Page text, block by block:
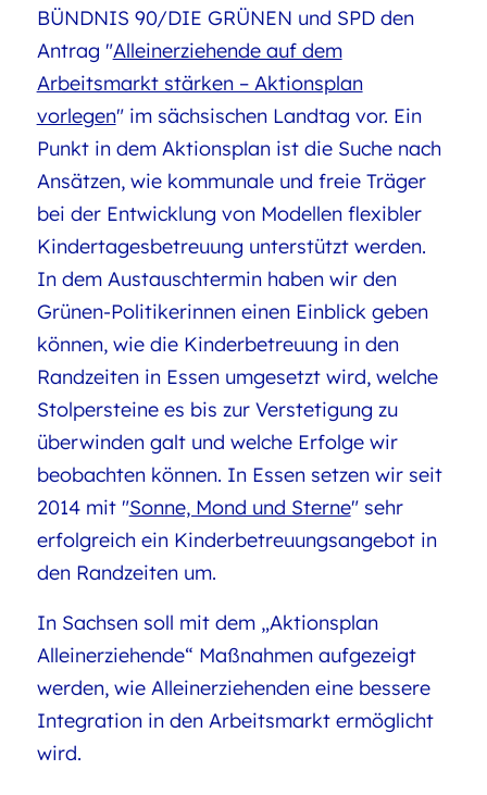
BÜNDNIS 90/DIE GRÜNEN und SPD den
Antrag "Alleinerziehende auf dem
Arbeitsmarkt stärken – Aktionsplan
vorlegen" im sächsischen Landtag vor. Ein
Punkt in dem Aktionsplan ist die Suche nach
Ansätzen, wie kommunale und freie Träger
bei der Entwicklung von Modellen flexibler
Kindertagesbetreuung unterstützt werden.
In dem Austauschtermin haben wir den
Grünen-Politikerinnen einen Einblick geben
können, wie die Kinderbetreuung in den
Randzeiten in Essen umgesetzt wird, welche
Stolpersteine es bis zur Verstetigung zu
überwinden galt und welche Erfolge wir
beobachten können. In Essen setzen wir seit
2014 mit "Sonne, Mond und Sterne" sehr
erfolgreich ein Kinderbetreuungsangebot in
den Randzeiten um.
In Sachsen soll mit dem „Aktionsplan
Alleinerziehende“ Maßnahmen aufgezeigt
werden, wie Alleinerziehenden eine bessere
Integration in den Arbeitsmarkt ermöglicht
wird.